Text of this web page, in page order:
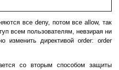
все deny, потом все allow, так
всем пользователям, невзирая ни
изменить директивой order: order
со вторым способом защиты